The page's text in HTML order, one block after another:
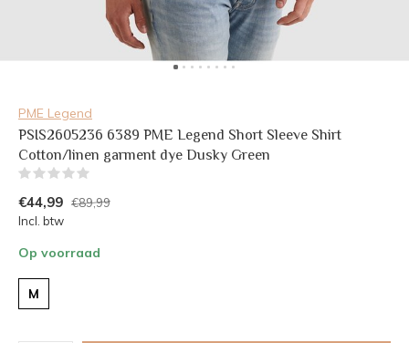
PME Legend
PSIS2605236 6389 PME Legend Short Sleeve Shirt
Cotton/linen garment dye Dusky Green
€44,99 €89,99
Incl. btw
Op voorraad
M